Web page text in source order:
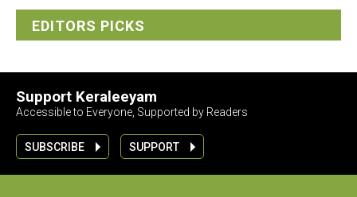
EDITORS PICKS
Support Keraleeyam
Accessible to Everyone, Supported by Readers
SUBSCRIBE SUPPORT